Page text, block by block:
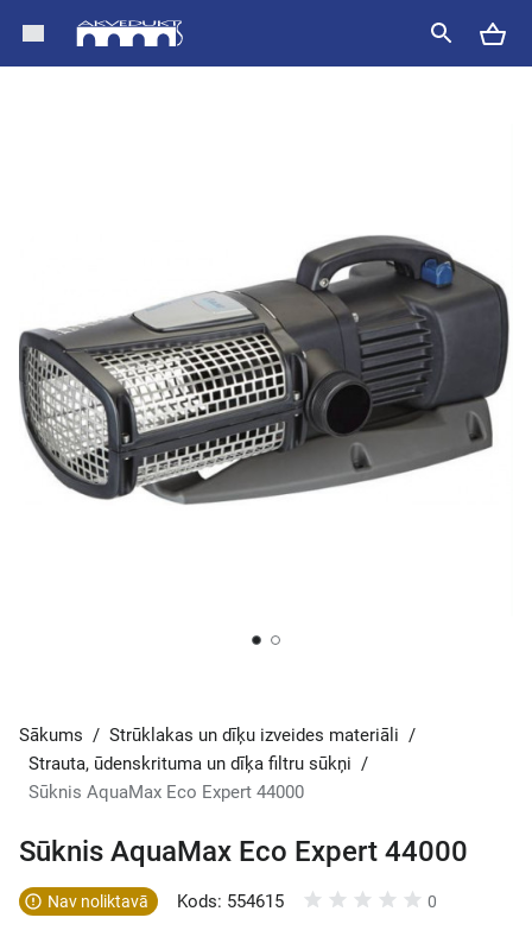
Sākums / Strūklakas un dīķu izveides materiāli /
Strauta, ūdenskrituma un dīķa filtru sūkņi /
Sūknis AquaMax Eco Expert 44000
Sūknis AquaMax Eco Expert 44000
Nav noliktavā Kods: 554615 0